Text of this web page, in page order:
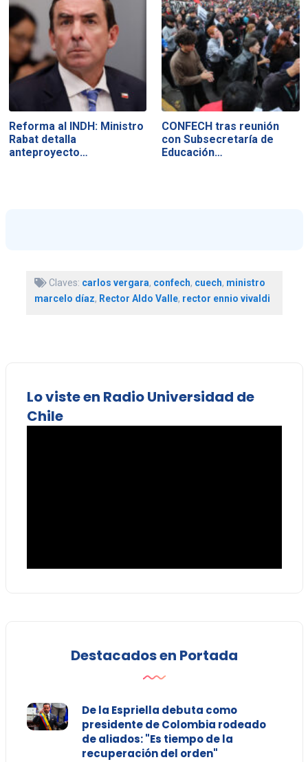
Reforma al INDH: Ministro
Rabat detalla
anteproyecto…
CONFECH tras reunión
con Subsecretaría de
Educación…
Claves: carlos vergara, confech, cuech, ministro
marcelo díaz, Rector Aldo Valle, rector ennio vivaldi
Lo viste en Radio Universidad de
Chile
Destacados en Portada
De la Espriella debuta como
presidente de Colombia rodeado
de aliados: "Es tiempo de la
recuperación del orden"